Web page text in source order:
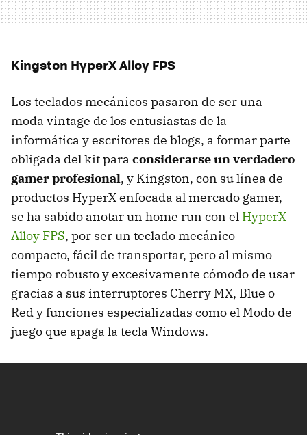
Kingston HyperX Alloy FPS
Los teclados mecánicos pasaron de ser una
moda vintage de los entusiastas de la
informática y escritores de blogs, a formar parte
obligada del kit para considerarse un verdadero
gamer profesional, y Kingston, con su línea de
productos HyperX enfocada al mercado gamer,
se ha sabido anotar un home run con el HyperX
Alloy FPS, por ser un teclado mecánico
compacto, fácil de transportar, pero al mismo
tiempo robusto y excesivamente cómodo de usar
gracias a sus interruptores Cherry MX, Blue o
Red y funciones especializadas como el Modo de
juego que apaga la tecla Windows.